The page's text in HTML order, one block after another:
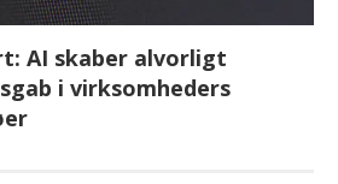
AI skaber alvorligt
i virksomheders